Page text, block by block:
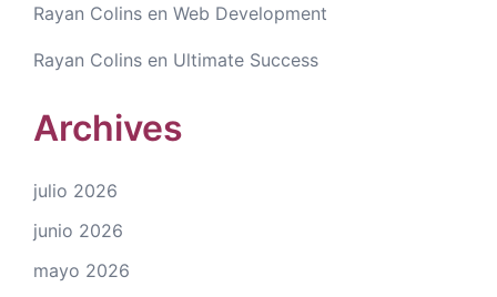
Rayan Colins en Web Development
Rayan Colins en Ultimate Success
Archives
julio 2026
junio 2026
mayo 2026